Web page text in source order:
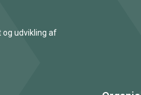
og udvikling af